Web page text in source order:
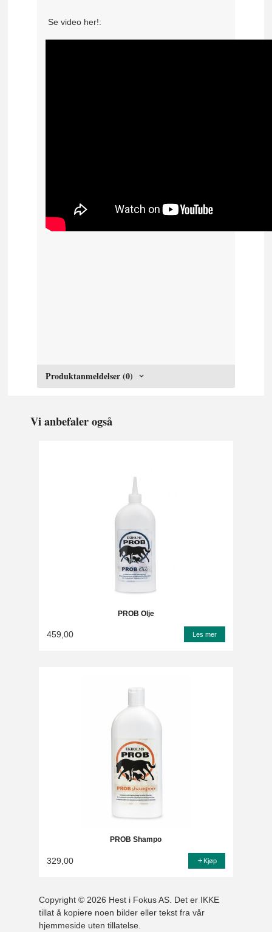
Se video her!:
Produktanmeldelser (0)
Vi anbefaler også
PROB Olje
459,00 Les mer
PROB Shampo
329,00 Kjøp
Copyright © 2026 Hest i Fokus AS. Det er IKKE
tillat å kopiere noen bilder eller tekst fra vår
hjemmeside uten tillatelse.